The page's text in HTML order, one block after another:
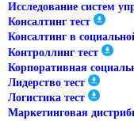
Исследование систем
Консалтинг тест
Консалтинг в
Контроллинг тест
Корпоративная
Лидерство тест
Логистика тест
Маркетинговая